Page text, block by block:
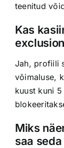
teenitud
Kas
Jah, profiili
võimaluse,
kuust kuni
Miks
saa